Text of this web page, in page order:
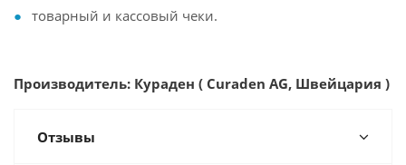
товарный и кассовый чеки.
Производитель: Кураден ( Curaden AG, Швейцария )
Отзывы